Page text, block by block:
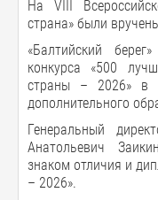
На VIII
страна» были
«Балтийский
конкурса «500
страны – 2026» в
дополнительного
Генеральный
Анатольевич
знаком отличия и
– 2026».